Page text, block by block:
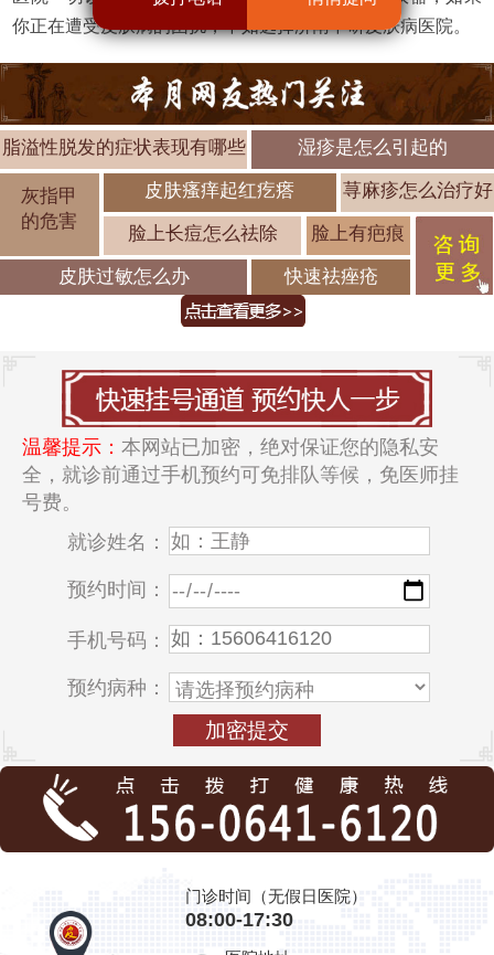
你正在遭受皮肤病的困扰，不如选择济南中研皮肤病医院。
脂溢性脱发的症状表现有哪些 湿疹是怎么引起的
灰指甲
的危害
皮肤瘙痒起红疙瘩 荨麻疹怎么治疗好
脸上长痘怎么祛除 脸上有疤痕
皮肤过敏怎么办 快速祛痤疮
温馨提示：本网站已加密，绝对保证您的隐私安
全，就诊前通过手机预约可免排队等候，免医师挂
号费。
就诊姓名：
预约时间：
手机号码：
预约病种：
门诊时间（无假日医院）
08:00-17:30